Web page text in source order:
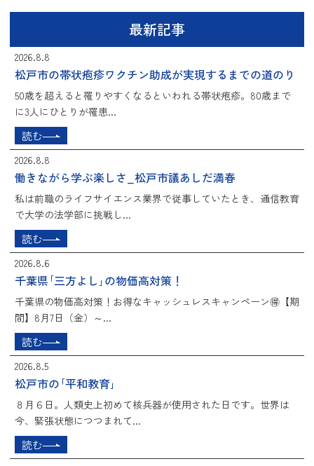
最新記事
2026.8.8
松戸市の帯状疱疹ワクチン助成が実現するまでの道のり
50歳を超えると罹りやすくなるといわれる帯状疱疹。80歳まで
に3人にひとりが罹患...
読む
2026.8.8
働きながら学ぶ楽しさ_松戸市議あしだ満春
私は前職のライフサイエンス業界で従事していたとき、通信教育
で大学の法学部に挑戦し...
読む
2026.8.6
千葉県｢三方よし｣の物価高対策！
千葉県の物価高対策！お得なキャッシュレスキャンペーン🉐【期
間】8月7日（金）～...
読む
2026.8.5
松戸市の｢平和教育｣
８月６日。人類史上初めて核兵器が使用された日です。世界は
今、緊張状態につつまれて...
読む